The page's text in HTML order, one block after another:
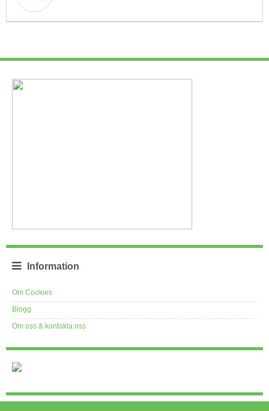
Information
Om Cookies
Blogg
Om oss & kontakta oss